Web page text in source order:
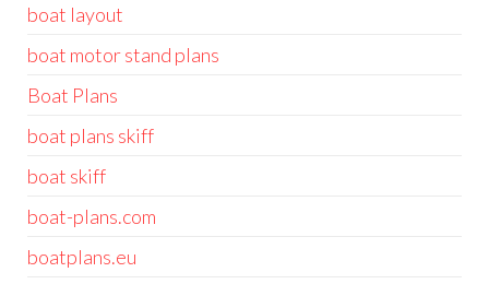
boat layout
boat motor stand plans
Boat Plans
boat plans skiff
boat skiff
boat-plans.com
boatplans.eu